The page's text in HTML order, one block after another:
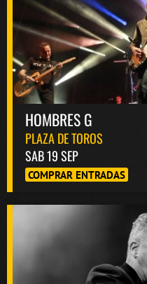
HOMBRES G
PLAZA DE TOROS
SAB 19 SEP
COMPRAR ENTRADAS